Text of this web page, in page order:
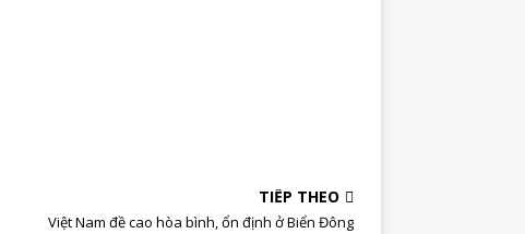
TIẾP THEO
Việt Nam đề cao hòa bình, ổn định ở Biển Đông